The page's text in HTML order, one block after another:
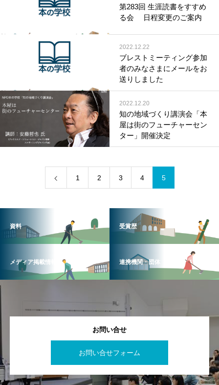
第283回 生涯読書をすすめ
る会 日程変更のご案内
2022.12.22
ブレストミーティング参加
者のみなさまにメールをお
送りしました
2022.12.20
知の地域づくり講演会「本
屋は街のフューチャーセン
ター」開催決定
1 2 3 4 5
資料 受賞歴
メディア掲載情報 連携機関・団体
お問い合せ
お問い合せフォーム